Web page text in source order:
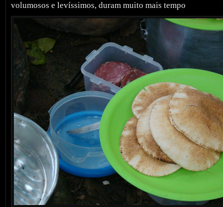
volumosos e levíssimos, duram muito mais tempo